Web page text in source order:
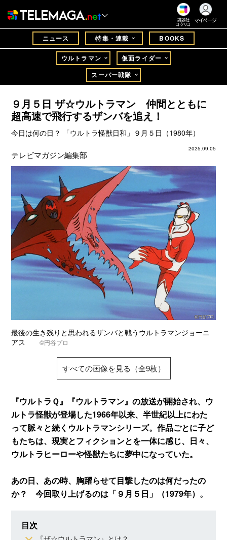
講談社
コクリコ
マイページ
ニュース 特集・連載 BOOKS
ウルトラマン
仮面ライダー
スーパー戦隊
９月５日 ザ☆ウルトラマン 仲間とともに
超高速で飛行するザンバを追え！
今日は何の日？ 「ウルトラ怪獣日和」９月５日（1980年）
2025.09.05
テレビマガジン編集部
最後の生き残りと思われるザンバと戦うウルトラマンジョーニ
アス©円谷プロ
すべての画像を見る（全9枚）
『ウルトラＱ』『ウルトラマン』の放送が開始され、ウ
ルトラ怪獣が登場した1966年以来、半世紀以上にわた
って脈々と続くウルトラマンシリーズ。作品ごとに子ど
もたちは、現実とフィクションとを一体に感じ、日々、
ウルトラヒーローや怪獣たちに夢中になっていた。
あの日、あの時、胸躍らせて目撃したのは何だったの
か？ 今回取り上げるのは「９月５日」（1979年）。
目次